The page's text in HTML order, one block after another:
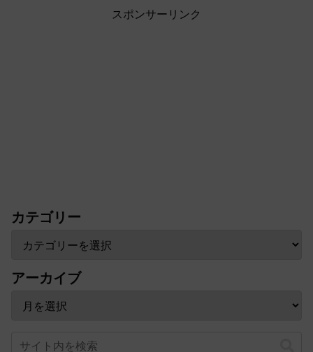
スポンサーリンク
カテゴリー
アーカイブ